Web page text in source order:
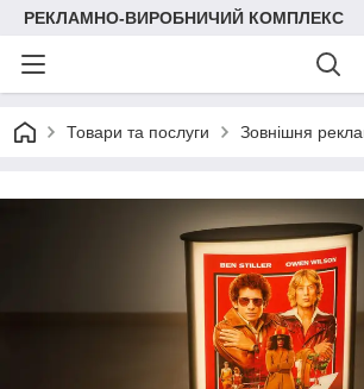
РЕКЛАМНО-ВИРОБНИЧИЙ КОМПЛЕКС
Товари та послуги Зовнішня